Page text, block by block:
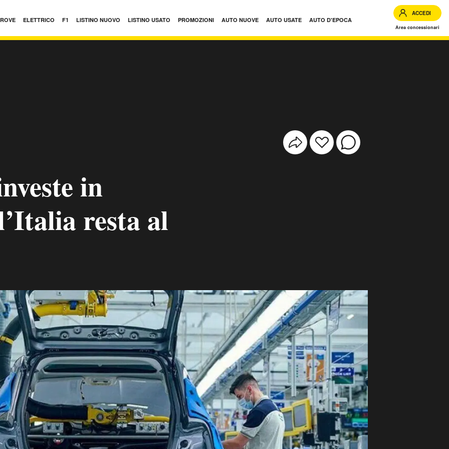
ELETTRICO F1 LISTINO NUOVO LISTINO USATO PROMOZIONI AUTO NUOVE AUTO USATE AUTO D'EPOCA
ACCEDI
Area concessionari
in
resta al